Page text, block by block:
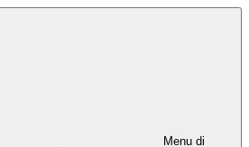
Menu di